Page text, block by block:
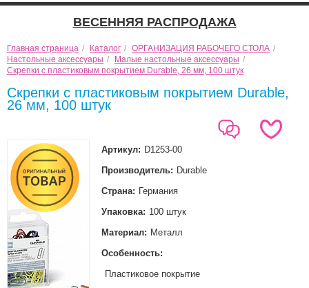
ВЕСЕННЯЯ РАСПРОДАЖА
Главная страница / Каталог / ОРГАНИЗАЦИЯ РАБОЧЕГО СТОЛА /
Настольные аксессуары / Малые настольные аксессуары /
Скрепки с пластиковым покрытием Durable, 26 мм, 100 штук
Скрепки с пластиковым покрытием Durable,
26 мм, 100 штук
Артикул: D1253-00
Производитель: Durable
Страна: Германия
Упаковка: 100 штук
Материал: Металл
Особенность:
Пластиковое покрытие